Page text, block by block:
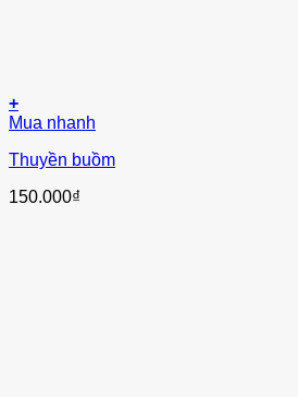
+
Mua nhanh
Thuyền buồm
150.000₫